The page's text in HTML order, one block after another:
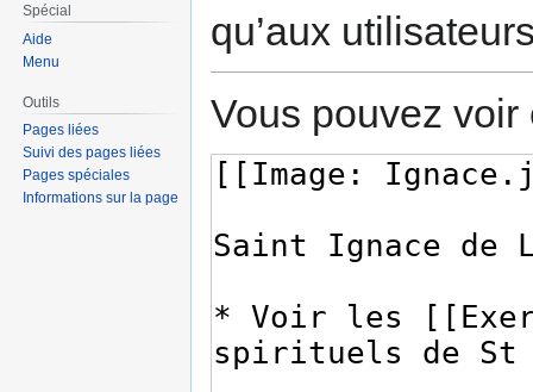
qu’aux
Vous pouvez
Spécial
Aide
Menu
Outils
Pages liées
Suivi des pages liées
Pages spéciales
Informations sur la page